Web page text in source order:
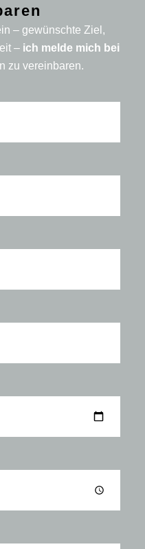
– gewünschte Ziel,
– ich melde mich bei
zu vereinbaren.